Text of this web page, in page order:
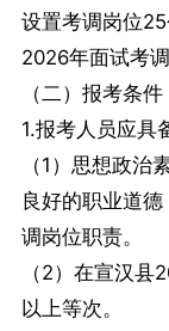
设置考调岗位
2026年面试考
（二）报考条件
1.报考人员应具
（1）思想政治
良好的职业道
调岗位职责。
（2）在宣汉
以上等次。